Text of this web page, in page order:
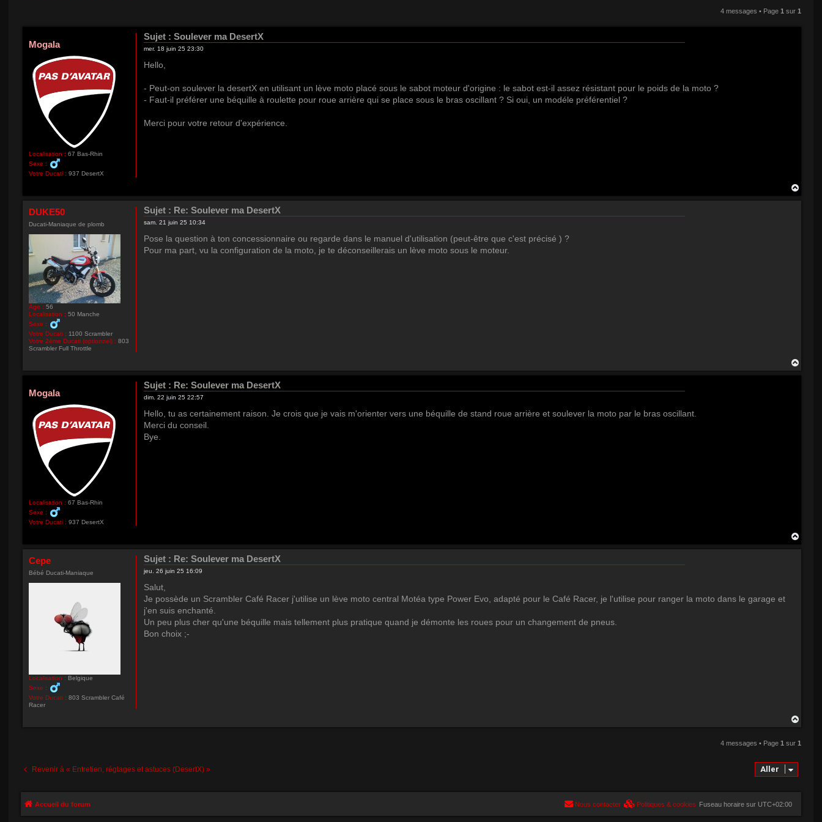
4 messages • Page1 sur1
Mogala
Localisation : 67 Bas-Rhin
Sexe :
Votre Ducati : 937 DesertX
Sujet : Soulever ma DesertX
mer. 18 juin 25 23:30
Hello,
- Peut-on soulever la desertX en utilisant un lève moto placé sous le sabot moteur d'origine : le sabot est-il assez résistant pour le poids de la moto ?
- Faut-il préférer une béquille à roulette pour roue arrière qui se place sous le bras oscillant ? Si oui, un modéle préférentiel ?
Merci pour votre retour d'expérience.
DUKE50
Ducati-Maniaque de plomb
Âge : 56
Localisation : 50 Manche
Sexe :
Votre Ducati : 1100 Scrambler
Votre 2ème Ducati (optionnel) : 803
Scrambler Full Throttle
Sujet : Re: Soulever ma DesertX
sam. 21 juin 25 10:34
Pose la question à ton concessionnaire ou regarde dans le manuel d'utilisation (peut-être que c'est précisé ) ?
Pour ma part, vu la configuration de la moto, je te déconseillerais un lève moto sous le moteur.
Mogala
Localisation : 67 Bas-Rhin
Sexe :
Votre Ducati : 937 DesertX
Sujet : Re: Soulever ma DesertX
dim. 22 juin 25 22:57
Hello, tu as certainement raison. Je crois que je vais m'orienter vers une béquille de stand roue arrière et soulever la moto par le bras oscillant.
Merci du conseil.
Bye.
Cepe
Bébé Ducati-Maniaque
Localisation : Belgique
Sexe :
Votre Ducati : 803 Scrambler Café
Racer
Sujet : Re: Soulever ma DesertX
jeu. 26 juin 25 16:09
Salut,
Je possède un Scrambler Café Racer j'utilise un lève moto central Motéa type Power Evo, adapté pour le Café Racer, je l'utilise pour ranger la moto dans le garage et
j'en suis enchanté.
Un peu plus cher qu'une béquille mais tellement plus pratique quand je démonte les roues pour un changement de pneus.
Bon choix ;-
t
4 messages • Page1 sur1
Revenir à « Entretien, réglages et astuces (DesertX) » Aller
Accueil du forum Fuseau horaire sur UTC+02:00
Politiques & cookies
Nous contacter